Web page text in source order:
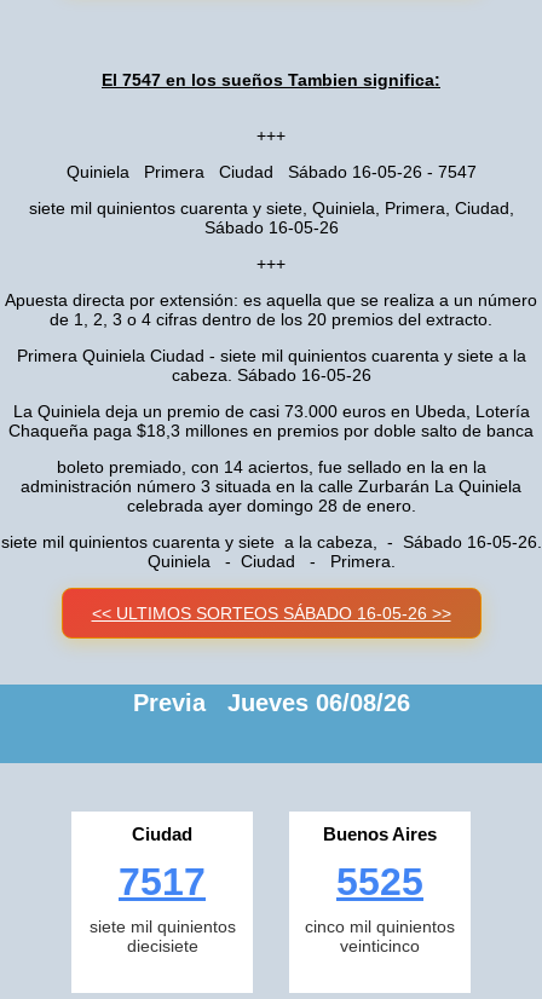
El 7547 en los sueños Tambien significa:
+++
Quiniela Primera Ciudad Sábado 16-05-26 - 7547
siete mil quinientos cuarenta y siete, Quiniela, Primera, Ciudad,
Sábado 16-05-26
+++
Apuesta directa por extensión: es aquella que se realiza a un número
de 1, 2, 3 o 4 cifras dentro de los 20 premios del extracto.
Primera Quiniela Ciudad - siete mil quinientos cuarenta y siete a la
cabeza. Sábado 16-05-26
La Quiniela deja un premio de casi 73.000 euros en Ubeda, Lotería
Chaqueña paga $18,3 millones en premios por doble salto de banca
boleto premiado, con 14 aciertos, fue sellado en la en la
administración número 3 situada en la calle Zurbarán La Quiniela
celebrada ayer domingo 28 de enero.
siete mil quinientos cuarenta y siete a la cabeza, - Sábado 16-05-26.
Quiniela - Ciudad - Primera.
<< ULTIMOS SORTEOS SÁBADO 16-05-26 >>
Previa Jueves 06/08/26
Ciudad
7517
siete mil quinientos
diecisiete
Buenos Aires
5525
cinco mil quinientos
veinticinco